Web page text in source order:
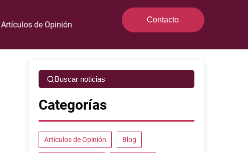
Artículos de Opinión
Contacto
Buscar noticias
Categorías
Artículos de Opinión Blog